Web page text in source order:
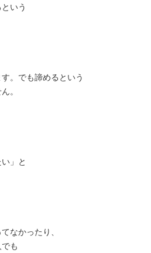
いう
。でも諦めるという
。
」と
なかったり、
も